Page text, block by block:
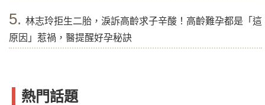
5. 林志玲拒生二胎，淚訴高齡求子辛酸！高齡難孕都是「這
原因」惹禍，醫提醒好孕秘訣
熱門話題